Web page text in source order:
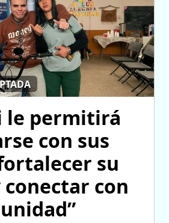
le permitirá
con sus
su
conectar con